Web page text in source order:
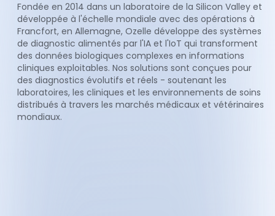
Fondée en 2014 dans un laboratoire de la Silicon Valley et
développée à l'échelle mondiale avec des opérations à
Francfort, en Allemagne, Ozelle développe des systèmes
de diagnostic alimentés par l'IA et l'IoT qui transforment
des données biologiques complexes en informations
cliniques exploitables. Nos solutions sont conçues pour
des diagnostics évolutifs et réels - soutenant les
laboratoires, les cliniques et les environnements de soins
distribués à travers les marchés médicaux et vétérinaires
mondiaux.